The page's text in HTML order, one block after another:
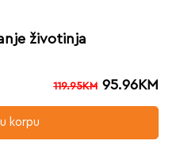
životinja
119.95KM 95.96KM
korpu